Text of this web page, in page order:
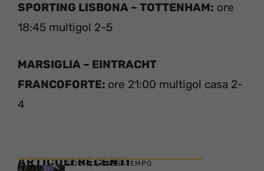
SPORTING LISBONA – TOTTENHAM: ore
18:45 multigol 2-5
MARSIGLIA – EINTRACHT
FRANCOFORTE: ore 21:00 multigol casa 2-
4
ARTICOLI RECENTI
GIOCHI E PASSATEMPO